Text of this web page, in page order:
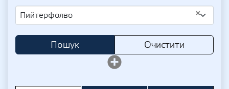
×
Пийтерфолво
Пошук Очистити